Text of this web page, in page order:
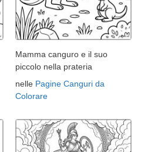
Mamma canguro e il suo
piccolo nella prateria
nelle Pagine Canguri da
Colorare